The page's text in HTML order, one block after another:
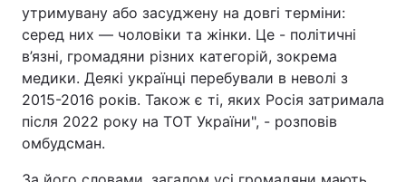
утримувану або засуджену на довгі терміни:
серед них — чоловіки та жінки. Це - політичні
в’язні, громадяни різних категорій, зокрема
медики. Деякі українці перебували в неволі з
2015-2016 років. Також є ті, яких Росія затримала
після 2022 року на ТОТ України", - розповів
омбудсман.